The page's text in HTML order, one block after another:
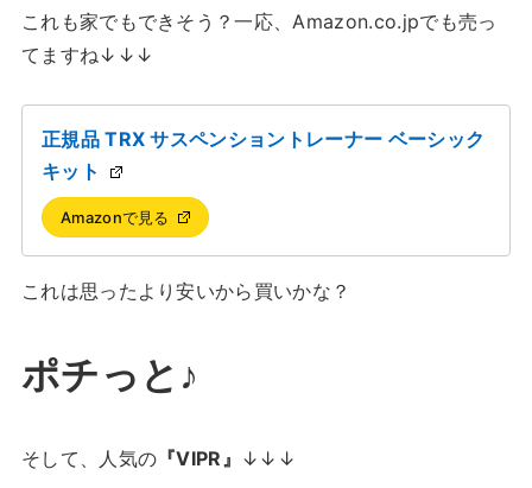
これも家でもできそう？一応、Amazon.co.jpでも売っ
てますね↓↓↓
正規品 TRX サスペンショントレーナー ベーシック
キット
Amazonで見る
これは思ったより安いから買いかな？
ポチっと♪
そして、人気の 『VIPR』 ↓↓↓